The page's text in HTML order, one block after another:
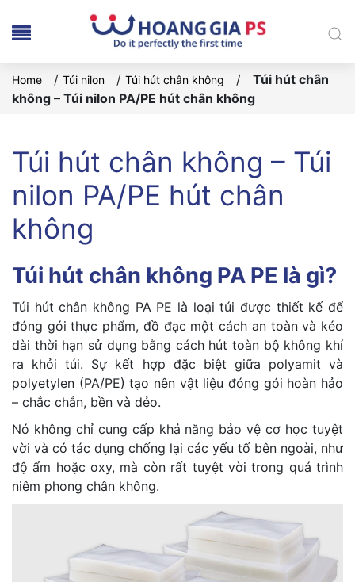
Home / Túi nilon / Túi hút chân không /
Túi hút chân
không – Túi nilon PA/PE hút chân không
Túi hút chân không – Túi
nilon PA/PE hút chân
không
Túi hút chân không PA PE là gì?
Túi hút chân không PA PE là loại túi được thiết kế để
đóng gói thực phẩm, đồ đạc một cách an toàn và kéo
dài thời hạn sử dụng bằng cách hút toàn bộ không khí
ra khỏi túi. Sự kết hợp đặc biệt giữa polyamit và
polyetylen (PA/PE) tạo nên vật liệu đóng gói hoàn hảo
– chắc chắn, bền và dẻo.
Nó không chỉ cung cấp khả năng bảo vệ cơ học tuyệt
vời và có tác dụng chống lại các yếu tố bên ngoài, như
độ ẩm hoặc oxy, mà còn rất tuyệt vời trong quá trình
niêm phong chân không.